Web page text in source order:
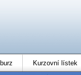
Kurzovní lístek